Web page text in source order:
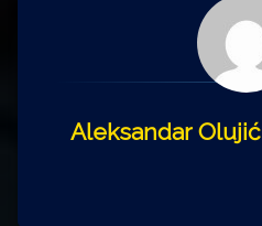
Aleksandar Olujić